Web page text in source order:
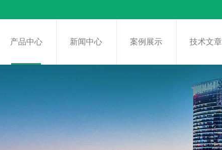
产品中心 新闻中心 案例展示 技术文章